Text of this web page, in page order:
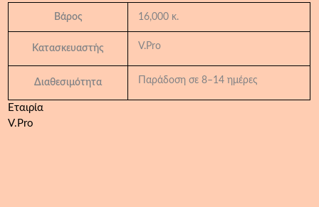
Βάρος 16,000 κ.
Κατασκευαστής V.Pro
Διαθεσιμότητα Παράδοση σε 8–14 ημέρες
Εταιρία
V.Pro